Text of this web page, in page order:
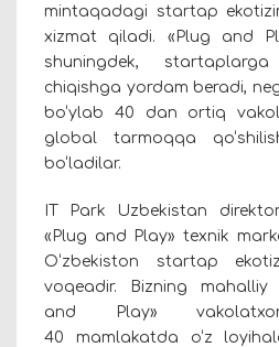
mintaqadagi startap
xizmat qiladi. «Plug and
shuningdek,
chiqishga yordam beradi,
bo‘ylab 40 dan ortiq
global tarmoqqa
bo‘ladilar.
IT Park Uzbekistan
«Plug and Play» texnik
O‘zbekiston startap
voqeadir. Bizning mahalliy
and Play»
40 mamlakatda o‘z